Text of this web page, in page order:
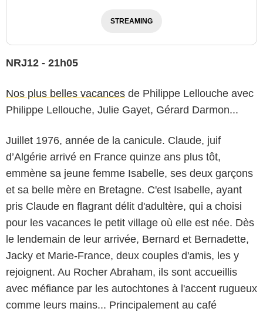
STREAMING
NRJ12 - 21h05
Nos plus belles vacances de Philippe Lellouche avec
Philippe Lellouche, Julie Gayet, Gérard Darmon...
Juillet 1976, année de la canicule. Claude, juif
d’Algérie arrivé en France quinze ans plus tôt,
emmène sa jeune femme Isabelle, ses deux garçons
et sa belle mère en Bretagne. C'est Isabelle, ayant
pris Claude en flagrant délit d'adultère, qui a choisi
pour les vacances le petit village où elle est née. Dès
le lendemain de leur arrivée, Bernard et Bernadette,
Jacky et Marie-France, deux couples d'amis, les y
rejoignent. Au Rocher Abraham, ils sont accueillis
avec méfiance par les autochtones à l'accent rugueux
comme leurs mains... Principalement au café